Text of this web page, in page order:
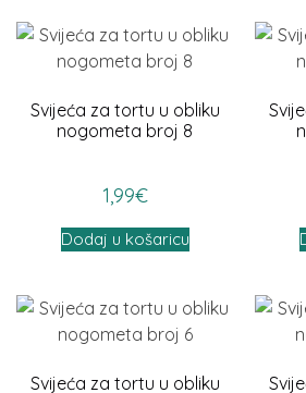
Svijeća za tortu u obliku
nogometa broj 8
1,99€
Dodaj u košaricu
Svijeća za tortu u obliku